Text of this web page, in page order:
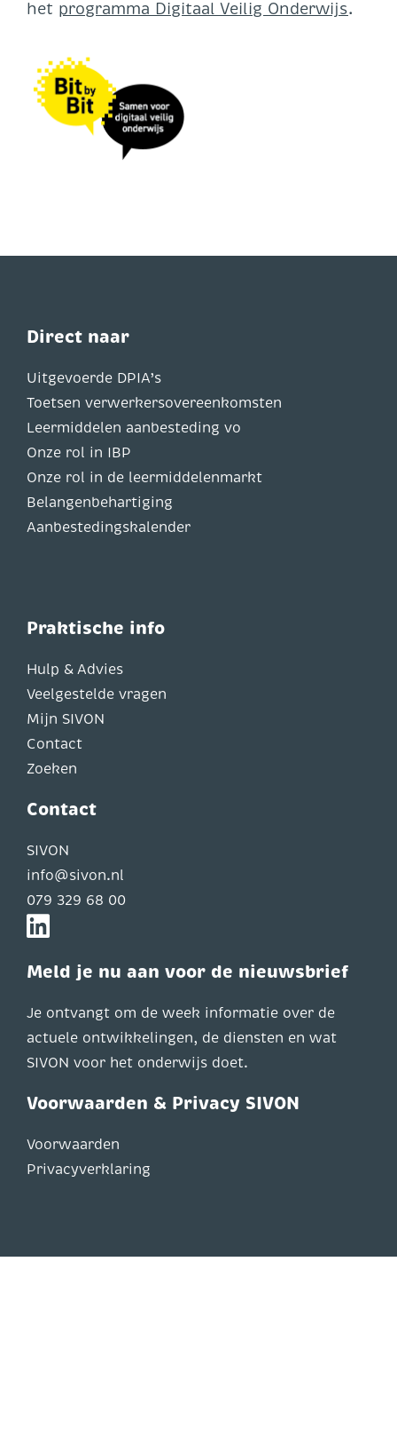
het programma Digitaal Veilig Onderwijs.
Direct naar
Uitgevoerde DPIA’s
Toetsen verwerkersovereenkomsten
Leermiddelen aanbesteding vo
Onze rol in IBP
Onze rol in de leermiddelenmarkt
Belangenbehartiging
Aanbestedingskalender
Praktische info
Hulp & Advies
Veelgestelde vragen
Mijn SIVON
Contact
Zoeken
Contact
SIVON
info@sivon.nl
079 329 68 00
Meld je nu aan voor de nieuwsbrief
Je ontvangt om de week informatie over de
actuele ontwikkelingen, de diensten en wat
SIVON voor het onderwijs doet.
Voorwaarden & Privacy SIVON
Voorwaarden
Privacyverklaring